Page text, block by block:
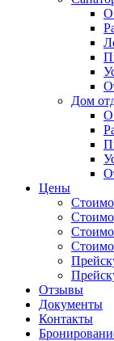
О
Дом
О
Цены
Отзывы
Документы
Контакты